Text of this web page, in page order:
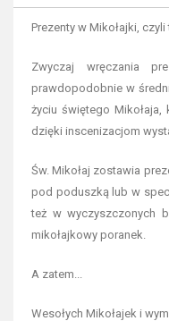
Prezenty w Mikołajki,
Zwyczaj wręczania
prawdopodobnie w
życiu świętego Mikołaja,
dzięki inscenizacjom
Św. Mikołaj zostawia
pod poduszką lub w
też w wyczyszczonych
mikołajkowy poranek.
A zatem...
Wesołych Mikołajek i